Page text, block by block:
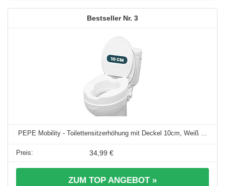
3
PEPE Mobility - Toilettensitzerhöhung mit Deckel 10cm, Weiß ...
34,99 €
ZUM TOP ANGEBOT »